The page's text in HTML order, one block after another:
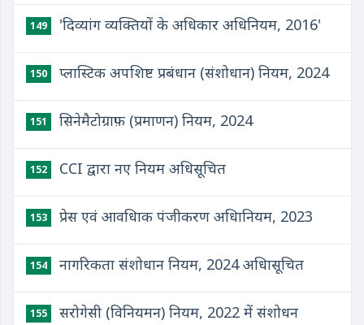
149 'दिव्यांग व्यक्तियों के अधिकार अधिनियम, 2016'
150 प्लास्टिक अपशिष्ट प्रबंधान (संशोधान) नियम, 2024
151 सिनेमैटोग्राफ़ (प्रमाणन) नियम, 2024
152 CCI द्वारा नए नियम अधिसूचित
153 प्रेस एवं आवधिाक पंजीकरण अधिानियम, 2023
154 नागरिकता संशोधान नियम, 2024 अधिासूचित
155 सरोगेसी (विनियमन) नियम, 2022 में संशोधन